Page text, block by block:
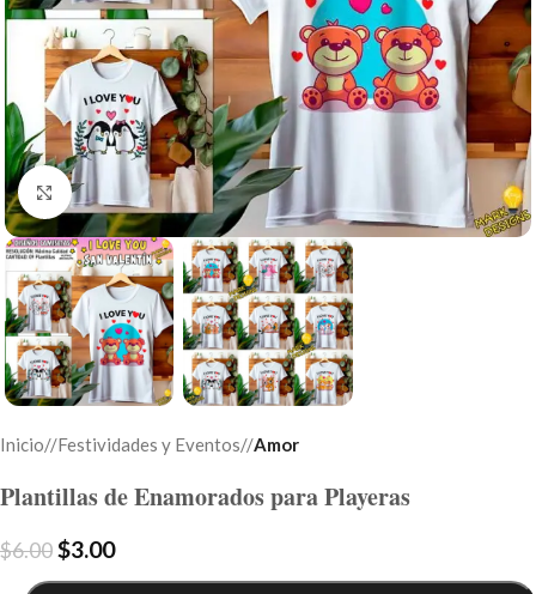
Click to enlarge
Inicio/ Festividades y Eventos/ Amor
Plantillas de Enamorados para Playeras
$6.00$3.00